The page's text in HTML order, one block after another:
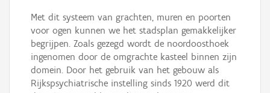
Met dit systeem van grachten, muren en poorten
voor ogen kunnen we het stadsplan gemakkelijker
begrijpen. Zoals gezegd wordt de noordoosthoek
ingenomen door de omgrachte kasteel binnen zijn
domein. Door het gebruik van het gebouw als
Rijkspsychiatrische instelling sinds 1920 werd dit